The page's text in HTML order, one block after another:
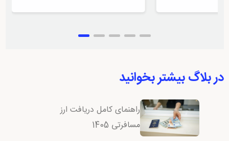
در بلاگ بیشتر بخوانید
راهنمای کامل دریافت ارز
مسافرتی 1405